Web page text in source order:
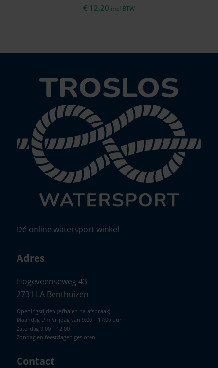
€ 12,20 incl BTW
Dé online watersport winkel
Adres
Hogeveenseweg 43
2731 LA Benthuizen
Openingstijden (Afhalen na afspraak)
Maandag t/m Vrijdag van 9:00 – 17:00 uur
Zaterdag 9:00 – 12:00
Zondag en feestdagen gesloten
Contact